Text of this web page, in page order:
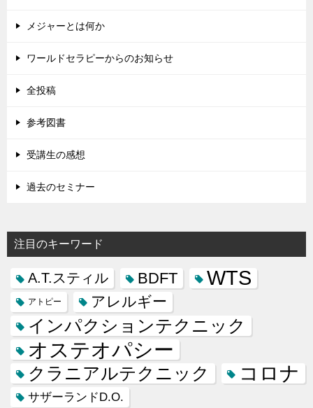
メジャーとは何か
ワールドセラピーからのお知らせ
全投稿
参考図書
受講生の感想
過去のセミナー
注目のキーワード
A.T.スティル BDFT WTS
アトピー アレルギー
インパクションテクニック
オステオパシー
クラニアルテクニック コロナ
サザーランドD.O.